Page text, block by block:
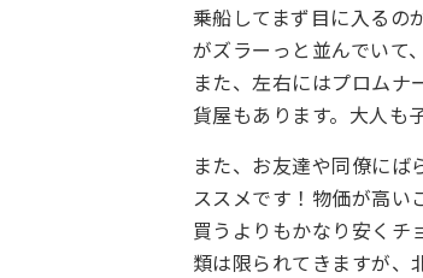
乗船してまず目に入るの
がズラーっと並んでいて
また、左右にはプロム
貨屋もあります。大人も
また、お友達や同僚に
ススメです！物価が高い
買うよりもかなり安くチ
類は限られてきますが、